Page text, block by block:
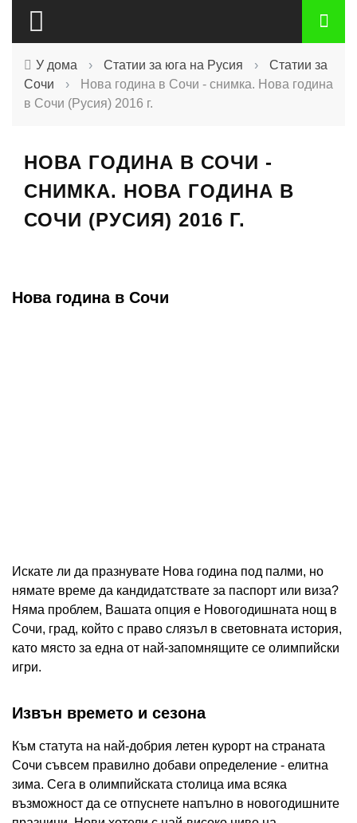
У дома › Статии за юга на Русия ›
Статии за
Сочи
›
Нова година в Сочи - снимка. Нова година
в Сочи (Русия) 2016 г.
НОВА ГОДИНА В СОЧИ -
СНИМКА. НОВА ГОДИНА В
СОЧИ (РУСИЯ) 2016 Г.
Нова година в Сочи
Искате ли да празнувате Нова година под палми, но
нямате време да кандидатствате за паспорт или виза?
Няма проблем, Вашата опция е Новогодишната нощ в
Сочи, град, който с право слязъл в световната история,
като място за една от най-запомнящите се олимпийски
игри.
Извън времето и сезона
Към статута на най-добрия летен курорт на страната
Сочи съвсем правилно добави определение - елитна
зима. Сега в олимпийската столица има всяка
възможност да се отпуснете напълно в новогодишните